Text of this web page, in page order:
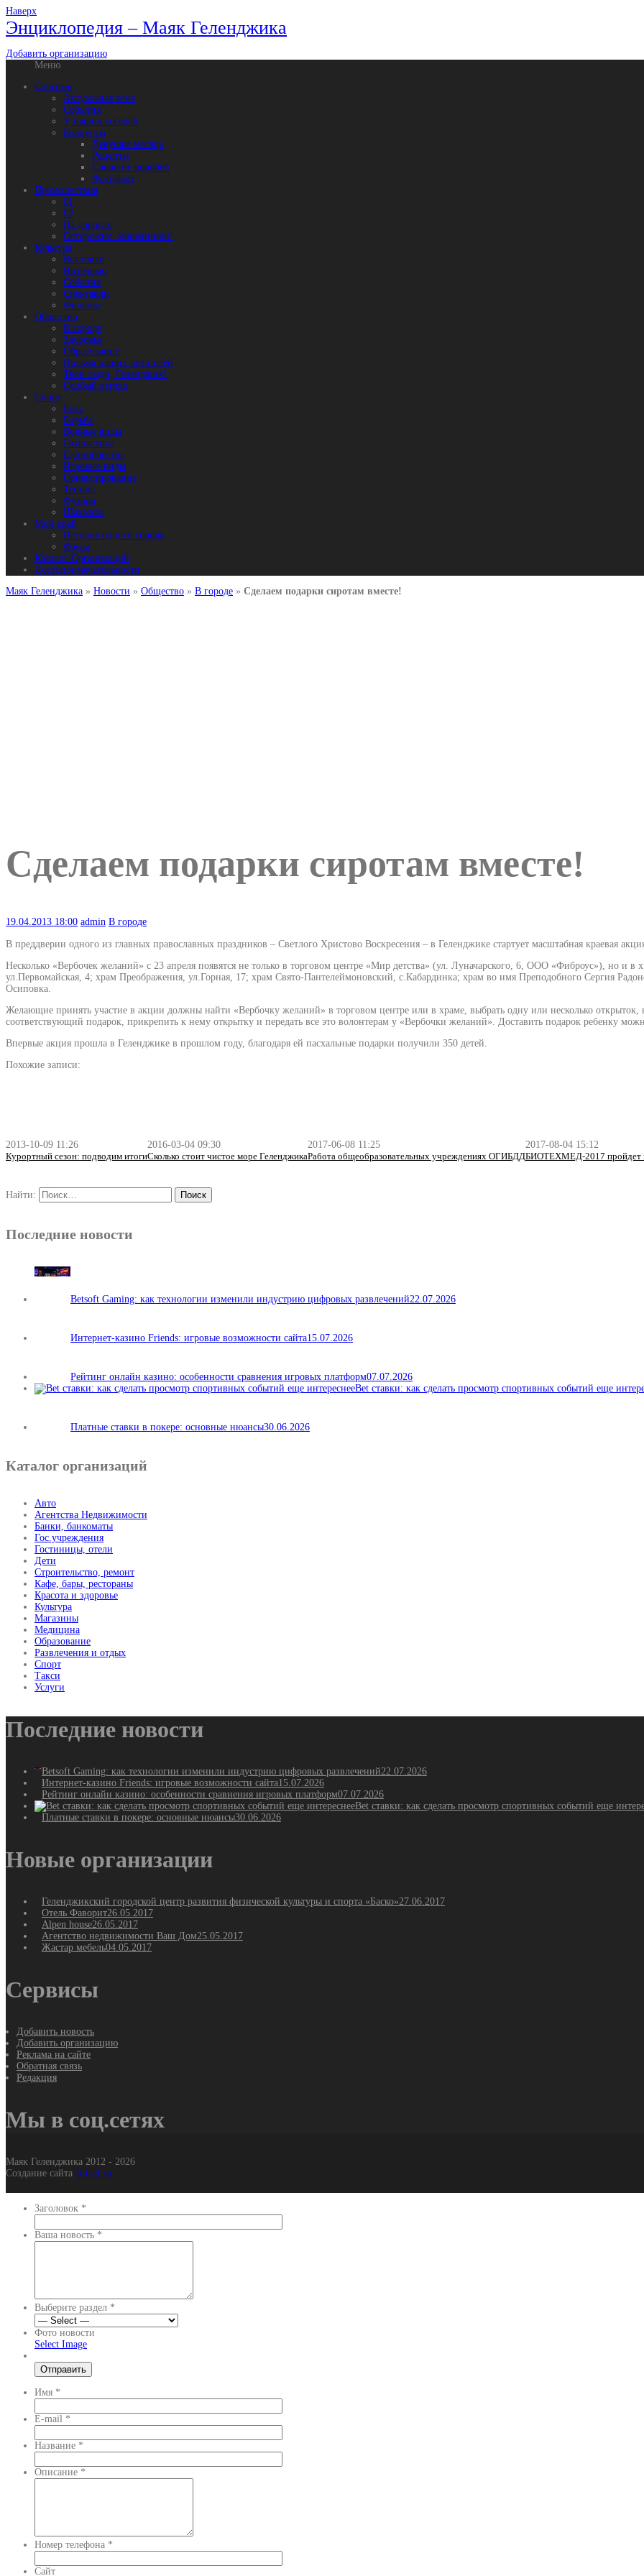
Наверх
Энциклопедия – Маяк Геленджика
Добавить организацию
Меню
События
Актуальная тема
События
У наших соседей
Конкурсы
Девушка месяца
Рецепты
Слово не воробей
Фотофакт
Происшествия
01
02
На дорогах
Осторожно: мошенники!
Культура
Выставки
Интервью
События
Спектакли
Фильмы
Общество
В городе
Здоровье
Образование
Письма наших читателей
Твои люди, Геленджик!
Особый взгляд
Спорт
Бокс
Борьба
Водные виды
Гимнастика
Единоборства
Игровые виды
Ориентирование
Теннис
Футбол
Шахматы
Мой край
История одного города
Фауна
Каталог Организаций
Достопримечательности
Маяк Геленджика » Новости » Общество » В городе » Сделаем подарки сиротам вместе!
Сделаем подарки сиротам вместе!
19.04.2013 18:00 admin В городе
В преддверии одного из главных православных праздников – Светлого Христово Воскресения – в Геленджике стартует масштабная краевая
Несколько «Вербочек желаний» с 23 апреля появятся не только в торговом центре «Мир детства» (ул. Луначарского, 6, ООО «Фиброус»), но и в
ул.Первомайская, 4; храм Преображения, ул.Горная, 17; храм Свято-Пантелеймоновский, с.Кабардинка; храм во имя Преподобного Сергия
Осиповка.
Желающие принять участие в акции должны найти «Вербочку желаний» в торговом центре или в храме, выбрать одну или несколько
соответствующий подарок, прикрепить к нему открытку и передать все это волонтерам у «Вербочки желаний». Доставить подарок ребенку
Впервые акция прошла в Геленджике в прошлом году, благодаря ей пасхальные подарки получили 350 детей.
Похожие записи:
2013-10-09 11:26
Курортный сезон: подводим итоги
2016-03-04 09:30
Сколько стоит чистое море Геленджика
2017-06-08 11:25
Работа общеобразовательных учреждениях ОГИБДД
2017-08-04 15:12
БИОТЕХМЕД-2017 пройдет
Найти:
Последние новости
Betsoft Gaming: как технологии изменили индустрию цифровых развлечений22.07.2026
Интернет-казино Friends: игровые возможности сайта15.07.2026
Рейтинг онлайн казино: особенности сравнения игровых платформ07.07.2026
Bet ставки: как сделать просмотр спортивных событий еще
Платные ставки в покере: основные нюансы30.06.2026
Каталог организаций
Авто
Агентства Недвижимости
Банки, банкоматы
Гос.учреждения
Гостиницы, отели
Дети
Строительство, ремонт
Кафе, бары, рестораны
Красота и здоровье
Культура
Магазины
Медицина
Образование
Развлечения и отдых
Спорт
Такси
Услуги
Последние новости
Betsoft Gaming: как технологии изменили индустрию цифровых развлечений22.07.2026
Интернет-казино Friends: игровые возможности сайта15.07.2026
Рейтинг онлайн казино: особенности сравнения игровых платформ07.07.2026
Bet ставки: как сделать просмотр спортивных событий еще
Платные ставки в покере: основные нюансы30.06.2026
Новые организации
Геленджикский городской центр развития физической культуры и спорта «Баско»27.06.2017
Отель Фаворит26.05.2017
Alpen house26.05.2017
Агентство недвижимости Ваш Дом25.05.2017
Жастар мебель04.05.2017
Сервисы
Добавить новость
Добавить организацию
Реклама на сайте
Обратная связь
Редакция
Мы в соц.сетях
Маяк Геленджика 2012 - 2026
Создание сайта It-Gel.ru
Заголовок *
Ваша новость *
Выберите раздел *
Фото новости
Select Image
Имя *
E-mail *
Название *
Описание *
Номер телефона *
Сайт